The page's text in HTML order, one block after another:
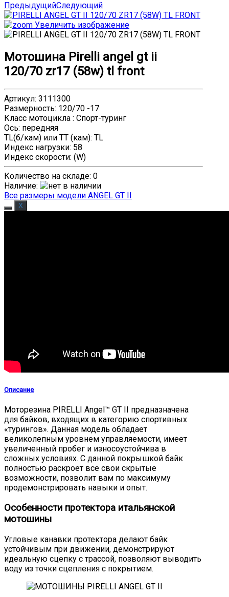
ПредыдущийСледующий
Увеличить изображение
Мотошина Pirelli angel gt ii
120/70 zr17 (58w) tl front
Артикул: 3111300
Размерность: 120/70 -17
Класс мотоцикла : Спорт-туринг
Ось: передняя
TL(б/кам) или TT (кам): TL
Индекс нагрузки: 58
Индекс скорости: (W)
Количество на складе: 0
Наличие:
Все размеры модели ANGEL GT II
Описание
Моторезина PIRELLI Angel™ GT II предназначена
для байков, входящих в категорию спортивных
«турингов». Данная модель обладает
великолепным уровнем управляемости, имеет
увеличенный пробег и износоустойчива в
сложных условиях. С данной покрышкой байк
полностью раскроет все свои скрытые
возможности, позволит вам по максимуму
продемонстрировать навыки и опыт.
Особенности протектора итальянской
мотошины
Угловые канавки протектора делают байк
устойчивым при движении, демонстрируют
идеальную сцепку с трассой, позволяют выводить
воду из точки сцепления с покрытием.